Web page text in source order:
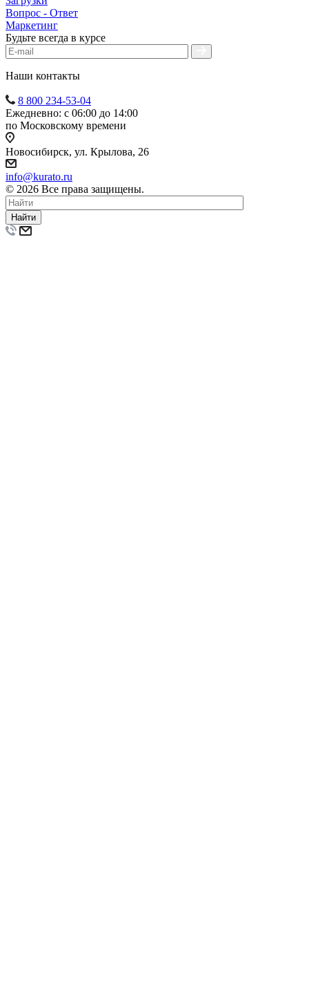
Вопрос - Ответ
Маркетинг
Будьте всегда в курсе
Наши контакты
8 800 234-53-04
Ежедневно: с 06:00 до 14:00
по Московскому времени
Новосибирск, ул. Крылова, 26
info@kurato.ru
© 2026 Все права защищены.
Найти